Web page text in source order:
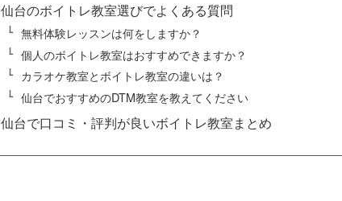
仙台のボイトレ教室選びでよくある質問
無料体験レッスンは何をしますか？
個人のボイトレ教室はおすすめできますか？
カラオケ教室とボイトレ教室の違いは？
仙台でおすすめのDTM教室を教えてください
仙台で口コミ・評判が良いボイトレ教室まとめ